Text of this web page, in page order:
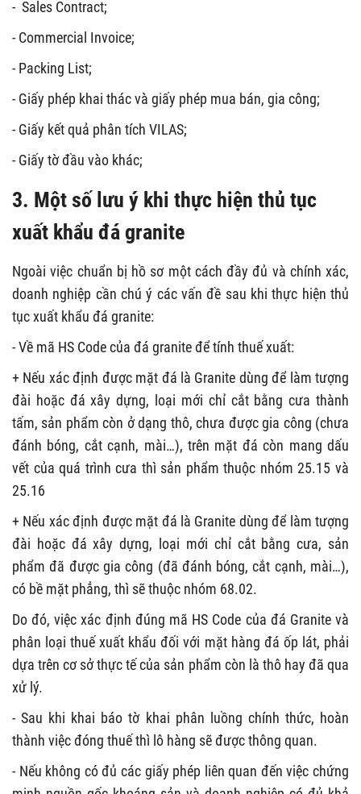
- Sales Contract;
- Commercial Invoice;
- Packing List;
- Giấy phép khai thác và giấy phép mua bán, gia công;
- Giấy kết quả phân tích VILAS;
- Giấy tờ đầu vào khác;
3. Một số lưu ý khi thực hiện thủ tục
xuất khẩu đá granite
Ngoài việc chuẩn bị hồ sơ một cách đầy đủ và chính xác,
doanh nghiệp cần chú ý các vấn đề sau khi thực hiện thủ
tục xuất khẩu đá granite:
- Về mã HS Code của đá granite để tính thuế xuất:
+ Nếu xác định được mặt đá là Granite dùng để làm tượng
đài hoặc đá xây dựng, loại mới chỉ cắt bằng cưa thành
tấm, sản phẩm còn ở dạng thô, chưa được gia công (chưa
đánh bóng, cắt cạnh, mài…), trên mặt đá còn mang dấu
vết của quá trình cưa thì sản phẩm thuộc nhóm 25.15 và
25.16
+ Nếu xác định được mặt đá là Granite dùng để làm tượng
đài hoặc đá xây dựng, loại mới chỉ cắt bằng cưa, sản
phẩm đã được gia công (đã đánh bóng, cắt cạnh, mài…),
có bề mặt phẳng, thì sẽ thuộc nhóm 68.02.
Do đó, việc xác định đúng mã HS Code của đá Granite và
phân loại thuế xuất khẩu đối với mặt hàng đá ốp lát, phải
dựa trên cơ sở thực tế của sản phẩm còn là thô hay đã qua
xử lý.
- Sau khi khai báo tờ khai phân luồng chính thức, hoàn
thành việc đóng thuế thì lô hàng sẽ được thông quan.
- Nếu không có đủ các giấy phép liên quan đến việc chứng